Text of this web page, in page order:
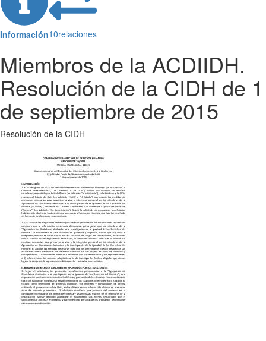
Información10relaciones
Miembros de la ACDIIDH.
Resolución de la CIDH de 1
de septiembre de 2015
Resolución de la CIDH